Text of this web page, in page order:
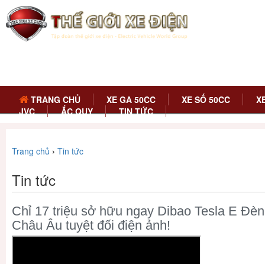
TRANG CHỦ XE GA 50CC XE SỐ 50CC
JVC
ẮC QUY TIN TỨC
Trang chủ › Tin tức
Tin tức
Chỉ 17 triệu sở hữu ngay Dibao Tesla E
Châu Âu tuyệt đối điện ảnh!